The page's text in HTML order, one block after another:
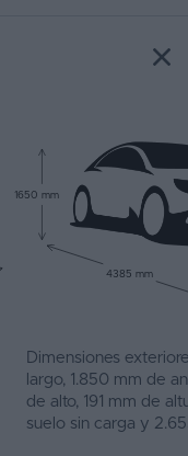
1650 mm
4385 mm
Dimensiones
largo, 1.850 mm de
de alto, 191 mm de
suelo sin carga y